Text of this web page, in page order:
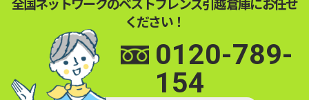
ください！
0120-789-
154